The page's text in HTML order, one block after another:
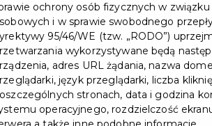
ochrony osób fizycznych w
i w sprawie swobodnego
95/46/WE (tzw. „RODO”)
wykorzystywane będą
adres URL żądania, nazwa
język przeglądarki, liczba
stronach, data i godzina
operacyjnego, rozdzielczość